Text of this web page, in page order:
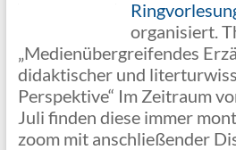
organisiert.
„Medienübergreifendes
didaktischer und
Perspektive“ Im Zeitraum
Juli finden diese immer
zoom mit anschließender